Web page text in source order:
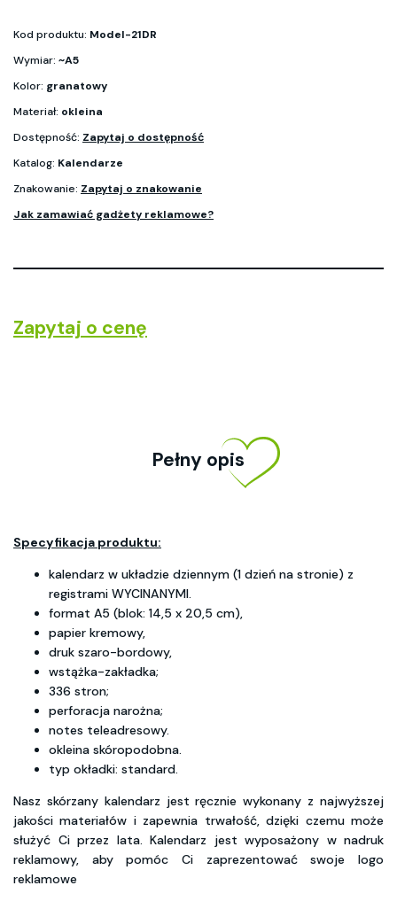
Kod produktu: Model-21DR
Wymiar: ~A5
Kolor: granatowy
Materiał: okleina
Dostępność: Zapytaj o dostępność
Katalog: Kalendarze
Znakowanie: Zapytaj o znakowanie
Jak zamawiać gadżety reklamowe?
Zapytaj o cenę
Pełny opis
Specyfikacja produktu:
kalendarz w układzie dziennym (1 dzień na stronie) z
registrami WYCINANYMI.
format A5 (blok: 14,5 x 20,5 cm),
papier kremowy,
druk szaro-bordowy,
wstążka-zakładka;
336 stron;
perforacja narożna;
notes teleadresowy.
okleina skóropodobna.
typ okładki: standard.
Nasz skórzany kalendarz jest ręcznie wykonany z najwyższej
jakości materiałów i zapewnia trwałość, dzięki czemu może
służyć Ci przez lata. Kalendarz jest wyposażony w nadruk
reklamowy, aby pomóc Ci zaprezentować swoje logo
reklamowe